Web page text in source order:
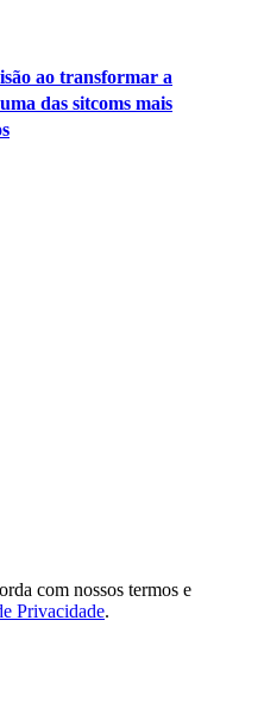
ao transformar a
das sitcoms mais
com nossos termos e
Privacidade.